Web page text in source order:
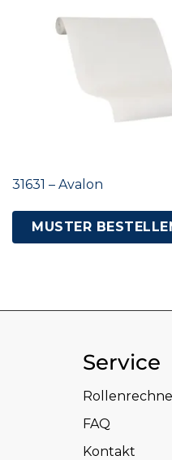
31631 – Avalon
MUSTER
Service
FAQ
Kontakt